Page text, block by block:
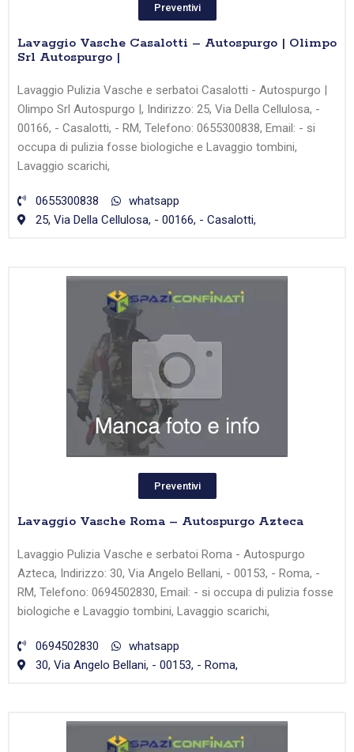
Preventivi
Lavaggio Vasche Casalotti – Autospurgo | Olimpo
Srl Autospurgo |
Lavaggio Pulizia Vasche e serbatoi Casalotti - Autospurgo |
Olimpo Srl Autospurgo |, Indirizzo: 25, Via Della Cellulosa, -
00166, - Casalotti, - RM, Telefono: 0655300838, Email: - si
occupa di pulizia fosse biologiche e Lavaggio tombini,
Lavaggio scarichi,
0655300838
whatsapp
25, Via Della Cellulosa, - 00166, - Casalotti,
Preventivi
Lavaggio Vasche Roma – Autospurgo Azteca
Lavaggio Pulizia Vasche e serbatoi Roma - Autospurgo
Azteca, Indirizzo: 30, Via Angelo Bellani, - 00153, - Roma, -
RM, Telefono: 0694502830, Email: - si occupa di pulizia fosse
biologiche e Lavaggio tombini, Lavaggio scarichi,
0694502830
whatsapp
30, Via Angelo Bellani, - 00153, - Roma,